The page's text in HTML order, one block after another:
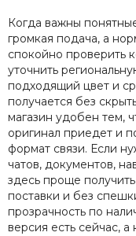
Когда важны
громкая подача, а
спокойно проверить
уточнить
подходящий цвет и
получается без
магазин удобен тем,
оригинал приедет и
формат связи. Если
чатов, документов,
здесь проще
поставки и без
прозрачность по
версия есть сейчас,